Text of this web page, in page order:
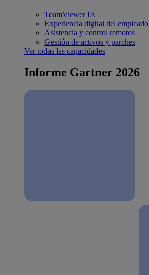
TeamViewer IA
Experiencia digital del empleado
Asistencia y control remotos
Gestión de activos y parches
Ver todas las capacidades
Informe Gartner 2026